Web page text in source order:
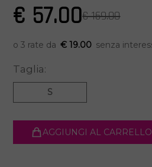
€ 57.00€ 169.00
€ 19.00
Taglia:
S
AGGIUNGI AL CARRELLO